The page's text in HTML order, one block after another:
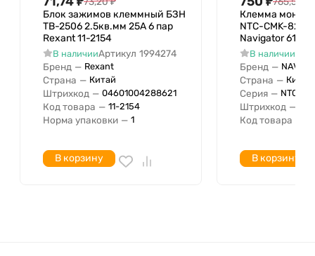
Блок зажимов клеммный БЗН
ТВ-2506 2.5кв.мм 25А 6 пар
Rexant 11-2154
В наличииАртикул 1994274
Бренд — Rexant
Страна — Китай
Штрихкод — 04601004288621
Код товара — 11-2154
Норма упаковки — 1
В корзину
Клемма
NTC-CMK-823-
Navigator 61604
В наличии
Бренд —
Страна — Китай
Серия — NTC-
Штрихкод —
Код товара
В корзину